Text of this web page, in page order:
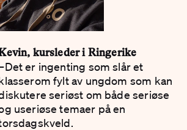
kursleder i Ringerike
er ingenting som slår et
fylt av ungdom som kan
seriøst om både seriøse
useriøse temaer på en